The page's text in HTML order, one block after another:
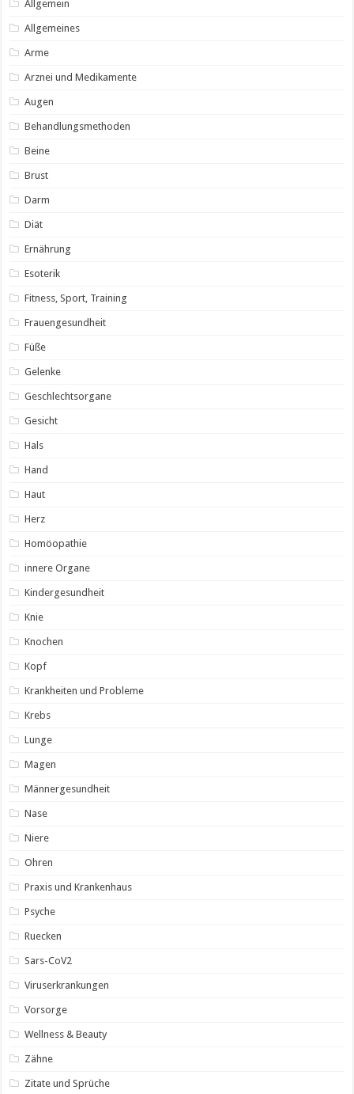
Allgemein
Allgemeines
Arme
Arznei und Medikamente
Augen
Behandlungsmethoden
Beine
Brust
Darm
Diät
Ernährung
Esoterik
Fitness, Sport, Training
Frauengesundheit
Füße
Gelenke
Geschlechtsorgane
Gesicht
Hals
Hand
Haut
Herz
Homöopathie
innere Organe
Kindergesundheit
Knie
Knochen
Kopf
Krankheiten und Probleme
Krebs
Lunge
Magen
Männergesundheit
Nase
Niere
Ohren
Praxis und Krankenhaus
Psyche
Ruecken
Sars-CoV2
Viruserkrankungen
Vorsorge
Wellness & Beauty
Zähne
Zitate und Sprüche